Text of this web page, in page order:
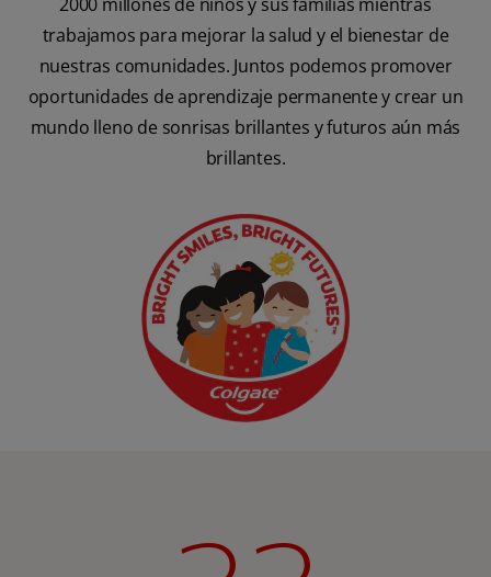
trabajamos para mejorar la salud y el bienestar de
nuestras comunidades. Juntos podemos promover
oportunidades de aprendizaje permanente y crear un
mundo lleno de sonrisas brillantes y futuros aún más
brillantes.